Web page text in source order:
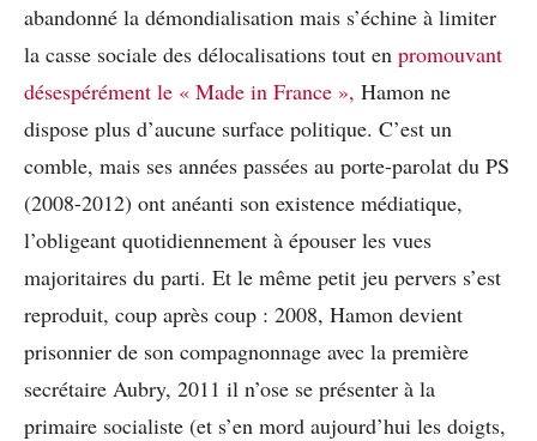
abandonné la démondialisation mais s’échine à limiter
la casse sociale des délocalisations tout en promouvant
désespérément le « Made in France », Hamon ne
dispose plus d’aucune surface politique. C’est un
comble, mais ses années passées au porte-parolat du PS
(2008-2012) ont anéanti son existence médiatique,
l’obligeant quotidiennement à épouser les vues
majoritaires du parti. Et le même petit jeu pervers s’est
reproduit, coup après coup : 2008, Hamon devient
prisonnier de son compagnonnage avec la première
secrétaire Aubry, 2011 il n’ose se présenter à la
primaire socialiste (et s’en mord aujourd’hui les doigts,